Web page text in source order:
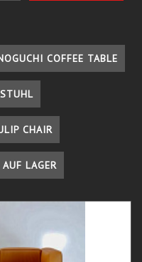
COFFEE TABLE
CHAIR
LAGER